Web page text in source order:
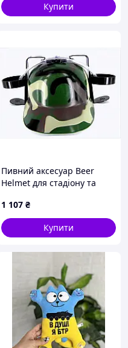
Купити
Пивний аксесуар Beer
Helmet для стадіону та
1 107 ₴
Купити